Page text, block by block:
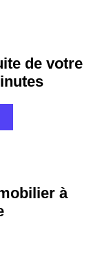
de votre
à